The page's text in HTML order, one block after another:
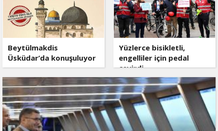
Beytülmakdis
Üsküdar’da konuşuluyor
Yüzlerce bisikletli,
engelliler için pedal
çevirdi